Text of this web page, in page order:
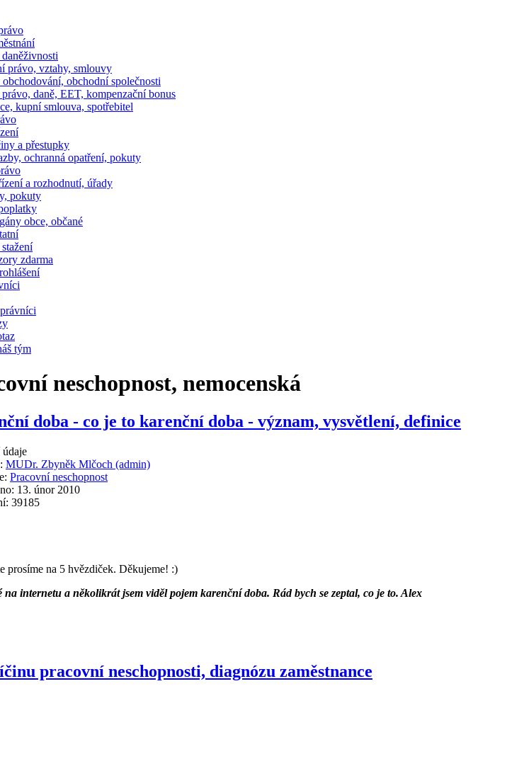
živnosti
právo, vztahy, smlouvy
obchodní společnosti
daně, EET, kompenzační bonus
kupní smlouva, spotřebitel
a přestupky
ochranná opatření, pokuty
a rozhodnutí, úřady
pokuty
obce, občané
zdarma
tým
neschopnost, nemocenská
doba - co je to karenční doba - význam, vysvětlení, definice
MUDr. Zbyněk Mlčoch (admin)
Pracovní neschopnost
13. únor 2010
39185
prosíme na 5 hvězdiček. Děkujeme! :)
na internetu a několikrát jsem viděl pojem karenční doba. Rád bych se zeptal, co je to. Alex
pracovní neschopnosti, diagnózu zaměstnance